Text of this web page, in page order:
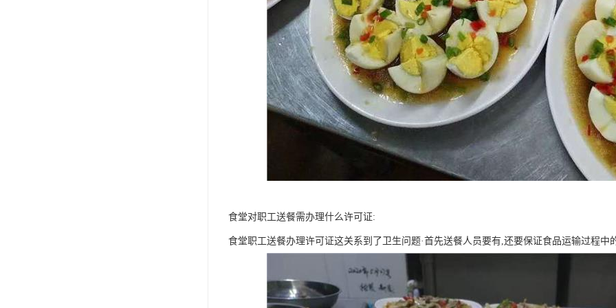
食堂对职工送餐需办理什么许可证:
食堂职工送餐办理许可证这关系到了卫生问题·首先送餐人员要有,还要保证食品运输过程中